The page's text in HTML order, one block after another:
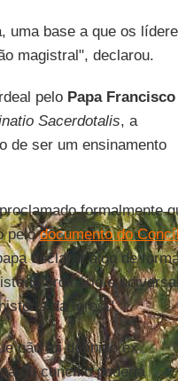
uma base a que os
magistral", declarou.
pelo Papa Francisco
Sacerdotalis, a
de ser um ensinamento
formalmente
pelodocumento do
declarar algo de
ordinário e
da Igreja".
não foi definido ex
ou concílio poderia